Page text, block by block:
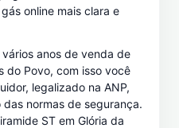
online mais clara e
anos de venda de
do Povo, com isso você
legalizado na ANP,
normas de segurança.
ST em Glória da